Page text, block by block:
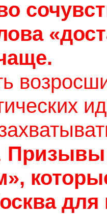
Призывы